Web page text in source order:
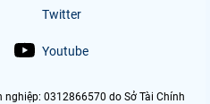
Twitter
Youtube
nghiệp: 0312866570 do Sở Tài Chính